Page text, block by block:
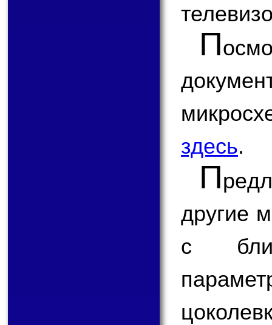
П
здесь.
П
другие
с